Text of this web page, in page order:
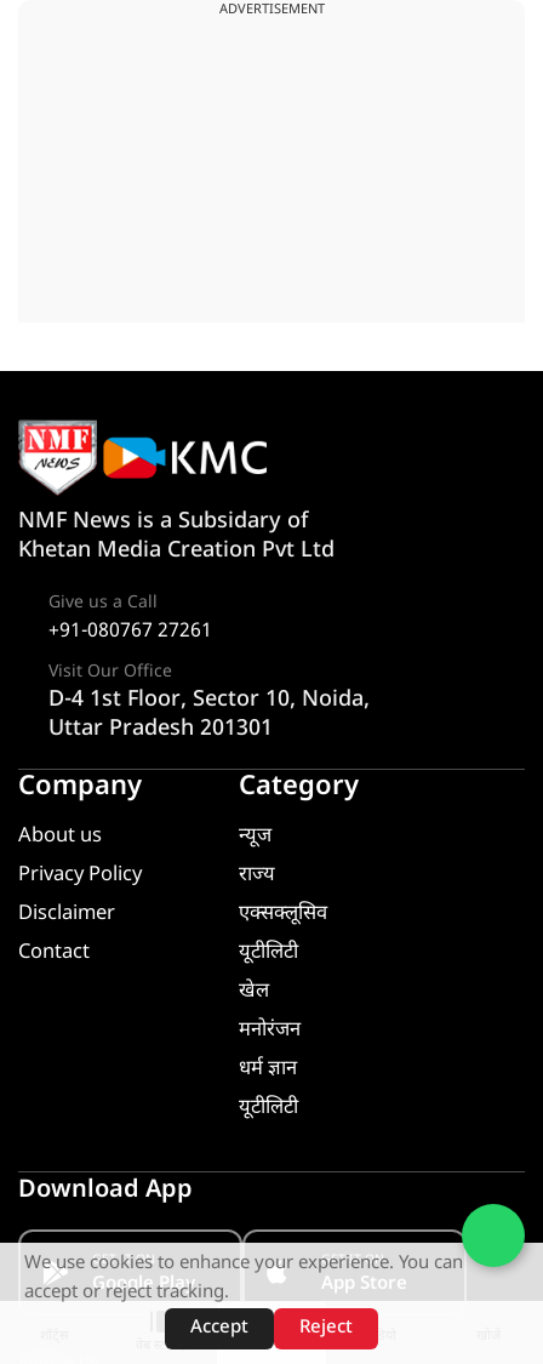
ADVERTISEMENT
वेब स्टोरीज़
NMF News is a Subsidary of
Khetan Media Creation Pvt Ltd
Give us a Call
+91-080767 27261
Visit Our Office
D-4 1st Floor, Sector 10, Noida,
Uttar Pradesh 201301
Company
About us
Privacy Policy
Disclaimer
Contact
Category
न्यूज
राज्य
एक्सक्लूसिव
यूटीलिटी
खेल
मनोरंजन
धर्म ज्ञान
यूटीलिटी
Download App
GET IT ON
Google Play
GET IT ON
App Store
We use cookies to enhance your experience. You can
accept or reject tracking.
Accept
Reject